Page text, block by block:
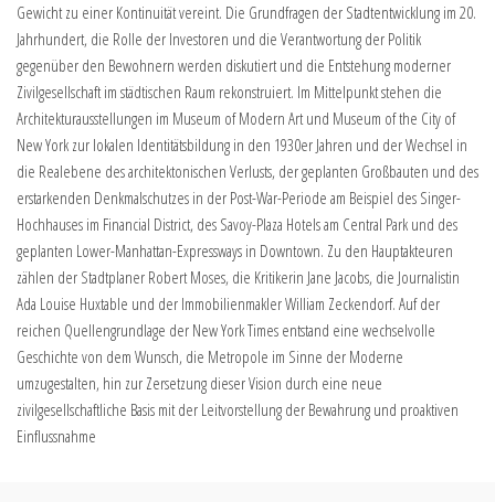
Gewicht zu einer Kontinuität vereint. Die Grundfragen der Stadtentwicklung im 20.
Jahrhundert, die Rolle der Investoren und die Verantwortung der Politik
gegenüber den Bewohnern werden diskutiert und die Entstehung moderner
Zivilgesellschaft im städtischen Raum rekonstruiert. Im Mittelpunkt stehen die
Architekturausstellungen im Museum of Modern Art und Museum of the City of
New York zur lokalen Identitätsbildung in den 1930er Jahren und der Wechsel in
die Realebene des architektonischen Verlusts, der geplanten Großbauten und des
erstarkenden Denkmalschutzes in der Post-War-Periode am Beispiel des Singer-
Hochhauses im Financial District, des Savoy-Plaza Hotels am Central Park und des
geplanten Lower-Manhattan-Expressways in Downtown. Zu den Hauptakteuren
zählen der Stadtplaner Robert Moses, die Kritikerin Jane Jacobs, die Journalistin
Ada Louise Huxtable und der Immobilienmakler William Zeckendorf. Auf der
reichen Quellengrundlage der New York Times entstand eine wechselvolle
Geschichte von dem Wunsch, die Metropole im Sinne der Moderne
umzugestalten, hin zur Zersetzung dieser Vision durch eine neue
zivilgesellschaftliche Basis mit der Leitvorstellung der Bewahrung und proaktiven
Einflussnahme